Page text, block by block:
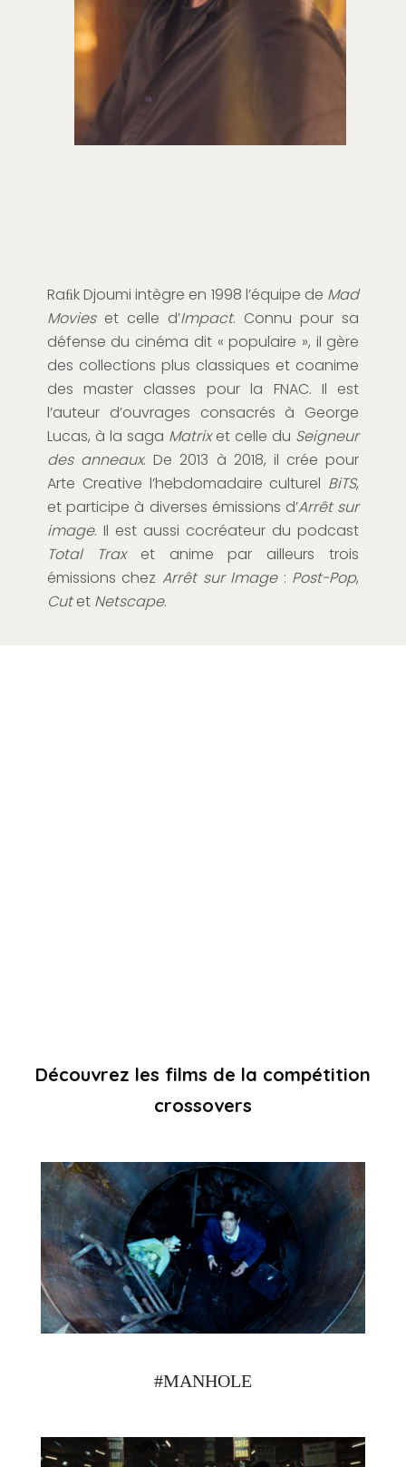
Raﬁk Djoumi intègre en 1998 l’équipe de Mad
Movieset celle d’Impact. Connu pour sa
défense du cinéma dit « populaire », il gère
des collections plus classiques et coanime
des master classes pour la FNAC. Il est
l’auteur d’ouvrages consacrés à George
Lucas, à la saga Matrixet celle du Seigneur
des anneaux. De 2013 à 2018, il crée pour
Arte Creative l’hebdomadaire culturel BiTS,
et participe à diverses émissions d’Arrêt sur
image. Il est aussi cocréateur du podcast
Total Traxet anime par ailleurs trois
émissions chez Arrêt sur Image: Post-Pop,
Cutet Netscape.
Découvrez les films de la compétition
crossovers
#MANHOLE